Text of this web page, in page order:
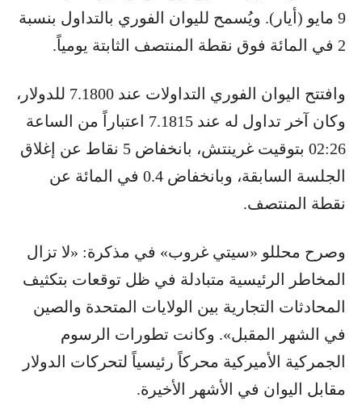
9 مايو (أيار). ويُسمح لليوان الفوري بالتداول بنسبة
2 في المائة فوق نقطة المنتصف الثابتة يومياً.
وافتتح اليوان الفوري التداولات عند 7.1800 للدولار،
وكان آخر تداول له عند 7.1815 اعتباراً من الساعة
02:26 بتوقيت غرينتش، بانخفاض 5 نقاط عن إغلاق
الجلسة السابقة، وبانخفاض 0.4 في المائة عن
نقطة المنتصف.
وصرح محللو «سيتي غروب» في مذكرة: «لا تزال
المخاطر الرئيسية متبادلة في ظل توقعات بتكثيف
المحادثات التجارية بين الولايات المتحدة والصين
في الشهر المقبل». وكانت تطورات الرسوم
الجمركية الأميركية محركاً رئيسياً لتحركات الدولار
مقابل اليوان في الأشهر الأخيرة.